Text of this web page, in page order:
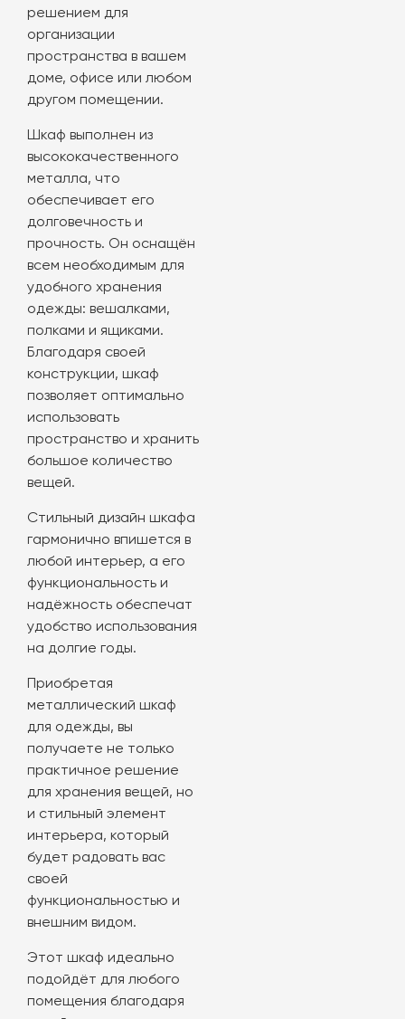
решением для
организации
пространства в вашем
доме, офисе или любом
другом помещении.
Шкаф выполнен из
высококачественного
металла, что
обеспечивает его
долговечность и
прочность. Он оснащён
всем необходимым для
удобного хранения
одежды: вешалками,
полками и ящиками.
Благодаря своей
конструкции, шкаф
позволяет оптимально
использовать
пространство и хранить
большое количество
вещей.
Стильный дизайн шкафа
гармонично впишется в
любой интерьер, а его
функциональность и
надёжность обеспечат
удобство использования
на долгие годы.
Приобретая
металлический шкаф
для одежды, вы
получаете не только
практичное решение
для хранения вещей, но
и стильный элемент
интерьера, который
будет радовать вас
своей
функциональностью и
внешним видом.
Этот шкаф идеально
подойдёт для любого
помещения благодаря